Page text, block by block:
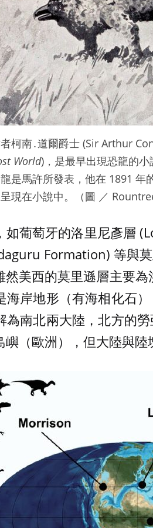
者柯南․道爾爵士 (Sir Arthur
World)，是最早出現恐龍的
是馬許所發表，他在 1891
現在小說中。（圖 ／
如葡萄牙的洛里尼彥層
Formation) 等與
然美西的莫里遜層主要
海岸地形（有海相化石
為南北兩大陸，北方的
（歐洲），但大陸與陸